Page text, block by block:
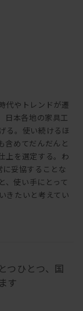
代やトレンドが遷
日本各地の家具工
る。使い続けるほ
含めてだんだんと
上を選定する。わ
妥協することな
、使い手にとって
きたいと考えてい
つひとつ、国
す